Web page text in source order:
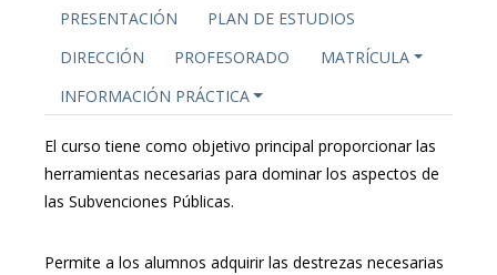
PRESENTACIÓN
PLAN DE ESTUDIOS
DIRECCIÓN
PROFESORADO
MATRÍCULA
INFORMACIÓN PRÁCTICA
El curso tiene como objetivo principal proporcionar las
herramientas necesarias para dominar los aspectos de
las Subvenciones Públicas.
Permite a los alumnos adquirir las destrezas necesarias